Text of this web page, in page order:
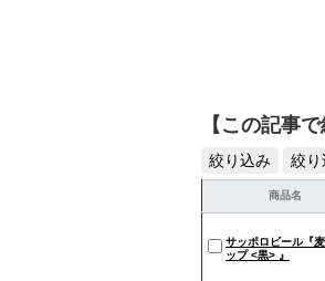
【この記事
絞り込み 絞り
商品名
サッポロビール『
ップ <黒> 』